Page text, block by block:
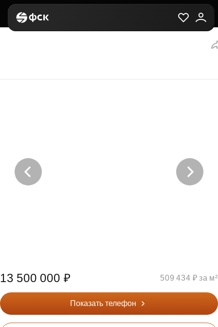
Студия, 26.5 м², за
13 500 000 ₽ 509 434 ₽ за м²
Показать телефон